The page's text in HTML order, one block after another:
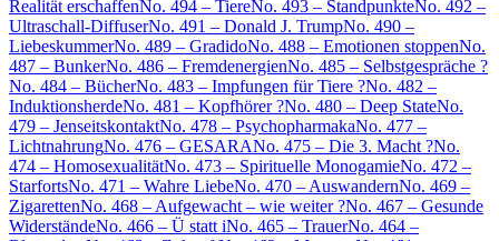
Realität erschaffenNo. 494 – TiereNo. 493 – StandpunkteNo. 492 –
Ultraschall-DiffuserNo. 491 – Donald J. TrumpNo. 490 –
LiebeskummerNo. 489 – GradidoNo. 488 – Emotionen stoppenNo.
487 – BunkerNo. 486 – FremdenergienNo. 485 – Selbstgespräche ?
No. 484 – BücherNo. 483 – Impfungen für Tiere ?No. 482 –
InduktionsherdeNo. 481 – Kopfhörer ?No. 480 – Deep StateNo.
479 – JenseitskontaktNo. 478 – PsychopharmakaNo. 477 –
LichtnahrungNo. 476 – GESARANo. 475 – Die 3. Macht ?No.
474 – HomosexualitätNo. 473 – Spirituelle MonogamieNo. 472 –
StarfortsNo. 471 – Wahre LiebeNo. 470 – AuswandernNo. 469 –
ZigarettenNo. 468 – Aufgewacht – wie weiter ?No. 467 – Gesunde
WiderständeNo. 466 – Ü statt iNo. 465 – TrauerNo. 464 –